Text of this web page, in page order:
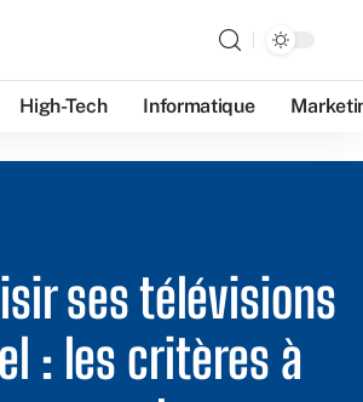
High-Tech Informatique
ses télévisions
: les critères à